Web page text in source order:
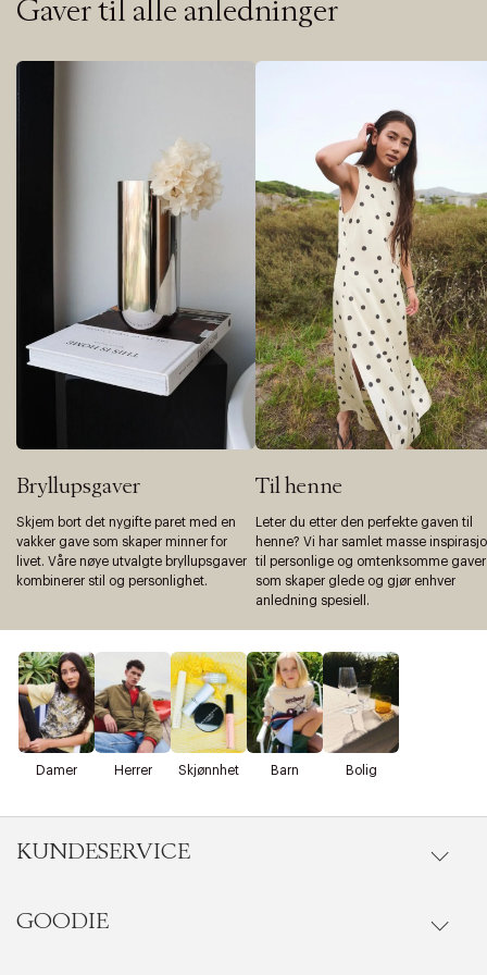
Gaver til alle anledninger
Bryllupsgaver
Skjem bort det nygifte paret med en
vakker gave som skaper minner for
livet. Våre nøye utvalgte bryllupsgaver
kombinerer stil og personlighet.
Til henne
Leter du etter den perfekte gaven til
henne? Vi har samlet masse
til personlige og omtenksomme gaver
som skaper glede og gjør enhver
anledning spesiell.
Damer Herrer Skjønnhet Barn Bolig
KUNDESERVICE
Gå til kundeservice
GOODIE